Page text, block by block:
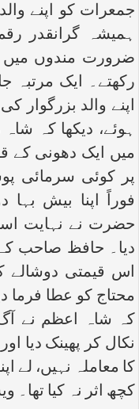
جمعرات کو اپنے
ہمیشہ گرانقدر
ضرورت مندوں میں
رکھتے۔ ایک
اپنے والد
ہوئے، دیکھا کہ
میں ایک دھونی کے
پر کوئی سرمائی
فوراً اپنا بیش بہا
حضرت نے نہایت
دیا۔ حافظ صاحب
اس قیمتی دوشالے
محتاج کو عطا فرما
کہ شاہ اعظم نے آگ
نکال کر پھینک دیا
کا معاملہ نہیں، لے
کچھ اثر نہ کیا